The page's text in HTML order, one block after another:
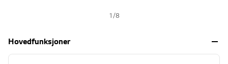
e
1 /8
Hovedfunksjoner